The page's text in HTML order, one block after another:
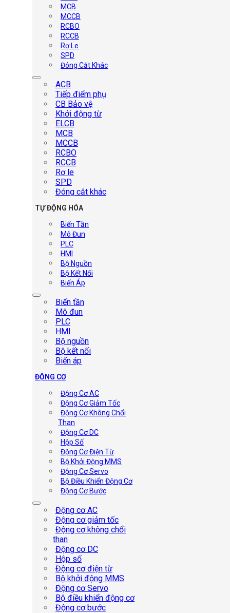
MCB
MCCB
RCBO
RCCB
Rơ Le
SPD
Đóng Cắt Khác
ACB
Tiếp điểm phụ
CB Bảo vệ
Khởi động từ
ELCB
MCB
MCCB
RCBO
RCCB
Rơ le
SPD
Đóng cắt khác
TỰ ĐỘNG HÓA
Biến Tần
Mô Đun
PLC
HMI
Bộ Nguồn
Bộ Kết Nối
Biến Áp
Biến tần
Mô đun
PLC
HMI
Bộ nguồn
Bộ kết nối
Biến áp
ĐỘNG CƠ
Động Cơ AC
Động Cơ Giảm Tốc
Động Cơ Không Chổi
Than
Động Cơ DC
Hộp Số
Động Cơ Điện Từ
Bộ Khởi Động MMS
Động Cơ Servo
Bộ Điều Khiển Động Cơ
Động Cơ Bước
Động cơ AC
Động cơ giảm tốc
Động cơ không chổi
than
Động cơ DC
Hộp số
Động cơ điện từ
Bộ khởi động MMS
Động cơ Servo
Bộ điều khiển động cơ
Động cơ bước